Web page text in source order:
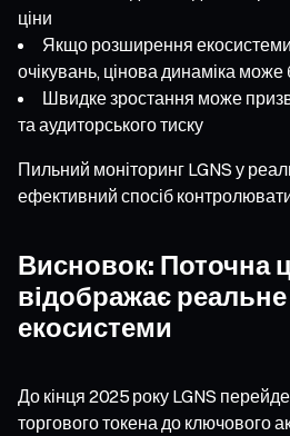
ціни
Якщо розширення
очікувань, цінова динаміка
Швидке зростання може
та аудиторського тиску
Пильний моніторинг LGNS у
ефективний спосіб
Висновок: Поточна
відображає
екосистеми
До кінця 2025 року LGNS
торгового токена до ключового